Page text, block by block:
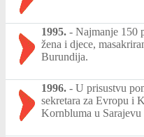
1995. - Najmanje 150
žena i djece,
Burundija.
1996. - U prisustvu
sekretara za Evropu i
Kornbluma u